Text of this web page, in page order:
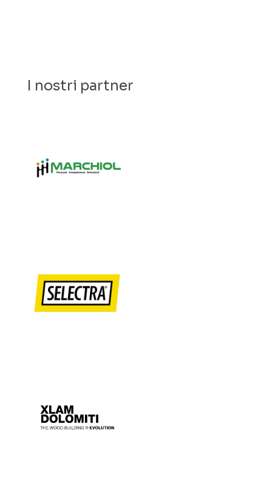
I nostri partner